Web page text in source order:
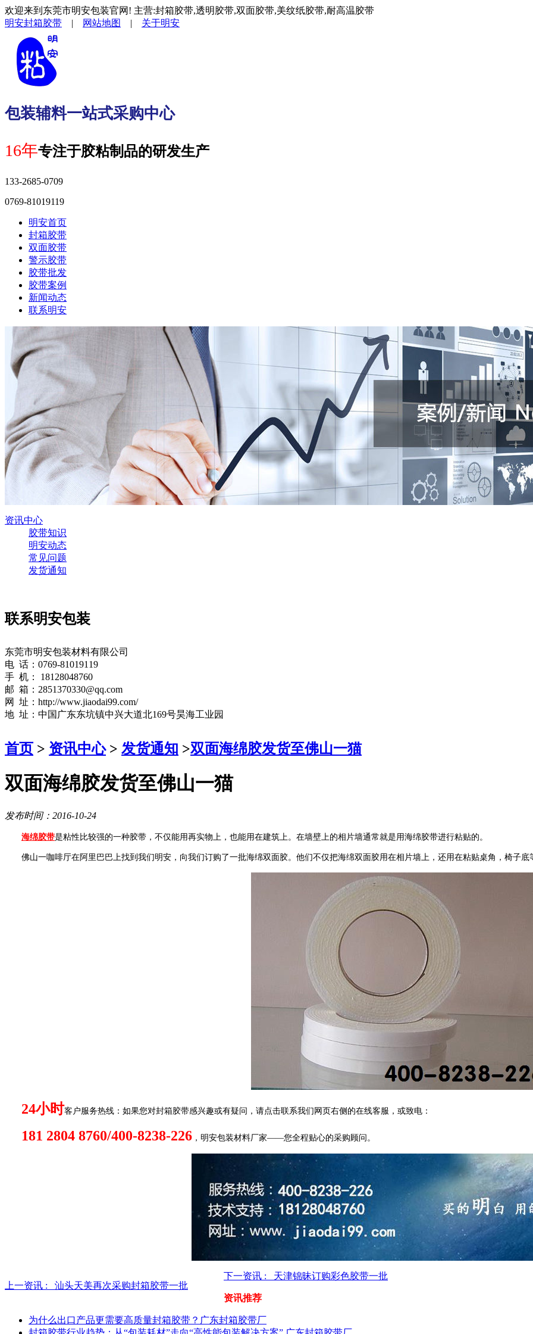
欢迎来到东莞市明安包装官网! 主营:封箱胶带,透明胶带,双面胶带,美纹纸胶带,耐高温胶带
明安封箱胶带 | 网站地图 | 关于明安
包装辅料一站式采购中心
16年专注于胶粘制品的研发生产
133-2685-0709
0769-81019119
明安首页
封箱胶带
双面胶带
警示胶带
胶带批发
胶带案例
新闻动态
联系明安
资讯中心
胶带知识
明安动态
常见问题
发货通知
联系明安包装
东莞市明安包装材料有限公司
电 话：0769-81019119
手 机： 18128048760
邮 箱：2851370330@qq.com
网 址：http://www.jiaodai99.com/
地 址：中国广东东坑镇中兴大道北169号昊海工业园
首页 > 资讯中心> 发货通知 >双面海绵胶发货至佛山一猫
双面海绵胶发货至佛山一猫
发布时间：2016-10-24
海绵胶带是粘性比较强的一种胶带，不仅能用再实物上，也能用在建筑上。在墙壁上的相片墙通常就是用海绵胶带进行粘贴的。
佛山一咖啡厅在阿里巴巴上找到我们明安，向我们订购了一批海绵双面胶。他们不仅把海绵双面胶用在相片墙上，还用在粘贴桌角，椅子底
24小时客户服务热线：如果您对封箱胶带感兴趣或有疑问，请点击联系我们网页右侧的在线客服，或致电：
181 2804 8760/400-8238-226 ，明安包装材料厂家——您全程贴心的采购顾问。
上一资讯 : 汕头天美再次采购封箱胶带一批
下一资讯 : 天津锦昧订购彩色胶带一批
资讯推荐
为什么出口产品更需要高质量封箱胶带？广东封箱胶带厂